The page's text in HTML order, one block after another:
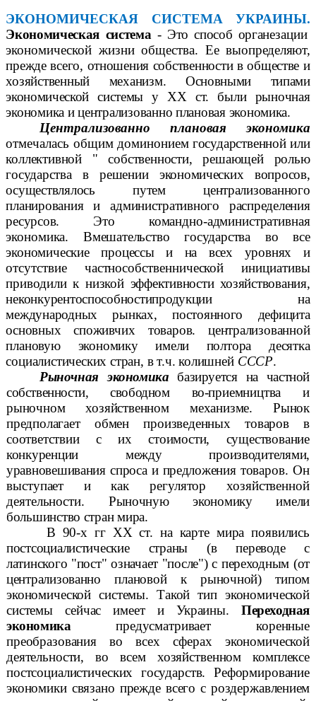
ЭКОНОМИЧЕСКАЯ СИСТЕМА УКРАИНЫ.
Экономическая система - Это способ органезации
экономической жизни общества. Ее выопределяют,
прежде всего, отношения собственности в обществе и
хозяйственный механизм. Основными типами
экономической системыу XX ст. были рыночная
экономика и централизованно плановая экономика.
Централизованно плановая экономика
отмечалась общим доминонием государственной или
коллективной " собственности, решающей ролью
государства в решении экономических вопросов,
осуществлялось путем централизованного
планирования и административного распределения
ресурсов. Это командно-административная
экономика. Вмешательство государства во все
экономические процессы и на всех уровнях и
отсутствие частнособственнической инициативы
приводили к низкой эффективности хозяйствования,
неконкурентоспособностипродукции на
международных рынках, постоянного дефицита
основных споживчих товаров. централизованной
плановую экономикуимели полтора десятка
социалистических стран, в т.ч. колишней СССР.
Рыночная экономика базируется на частной
собственности, свободном во-приемництва и
рыночном хозяйственном механизме. Рынок
предполагает обмен произведенных товаров в
соответствии с их стоимости, существование
конкуренции между производителями,
уравновешивания спроса и предложения товаров. Он
выступает и как регулятор хозяйственной
деятельности. Рыночную экономику имели
большинство стран мира.
В 90-х гг XXст. на карте мира появились
постсоциалистические страны (в переводе с
латинского "пост" означает "после") с переходным (от
централизованно плановой к рыночной) типом
экономической системы. Такой тип экономической
системы сейчас имеет и Украины.Переходная
экономикапредусматривает коренные
преобразования во всех сферах экономической
деятельности, во всем хозяйственном комплексе
постсоциалистических государств. Реформирование
экономики связано прежде всего с роздержавлением